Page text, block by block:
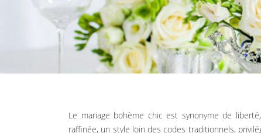
Le mariage bohème chic est synonyme de liberté, de romance et d’authenticité. Il se distingue par son élégance naturelle et
raffinée, un style loin des codes traditionnels,